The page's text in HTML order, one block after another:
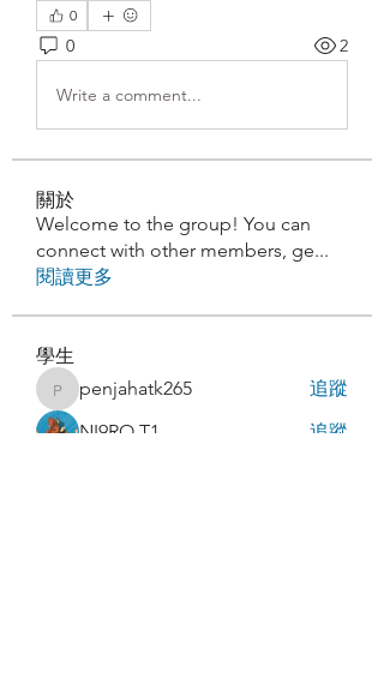
0
0 2
Write a comment...
關於
Welcome to the group! You can
connect with other members, ge...
閱讀更多
學生
penjahatk265
penjahatk265
追蹤
NI9RO T1
追蹤